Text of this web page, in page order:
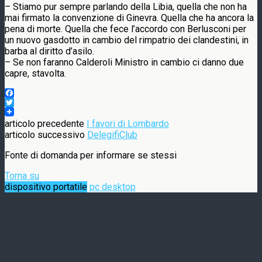
– Stiamo pur sempre parlando della Libia, quella che non ha
mai firmato la convenzione di Ginevra. Quella che ha ancora la
pena di morte. Quella che fece l’accordo con Berlusconi per
un nuovo gasdotto in cambio del rimpatrio dei clandestini, in
barba al diritto d’asilo.
– Se non faranno Calderoli Ministro in cambio ci danno due
capre, stavolta.
Facebook
Twitter
articolo precedente I favori di Lombardo
articolo successivo DelegifiClub
Fonte di domanda per informare se stessi
Torna su
dispositivo portatile pc desktop